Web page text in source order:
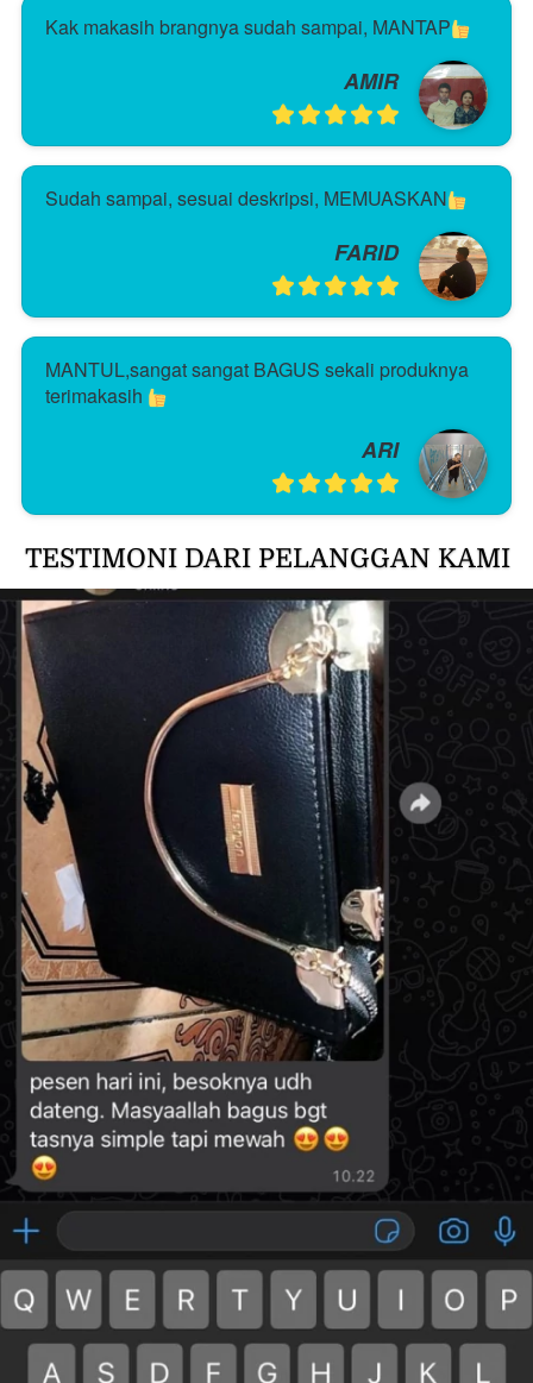
Kak makasih brangnya sudah sampai, MANTAP
AMIR
Sudah sampai, sesuai deskripsi, MEMUASKAN
FARID
MANTUL,sangat sangat BAGUS sekali produknya
terimakasih
ARI
TESTIMONI DARI PELANGGAN KAMI